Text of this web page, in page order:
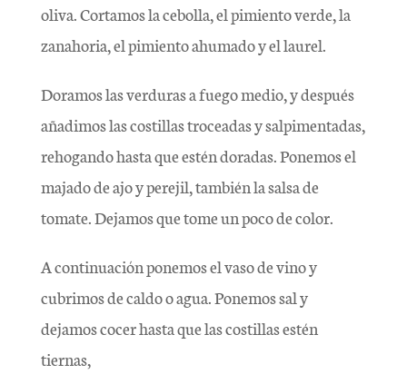
oliva. Cortamos la cebolla, el pimiento verde, la
zanahoria, el pimiento ahumado y el laurel.
Doramos las verduras a fuego medio, y después
añadimos las costillas troceadas y salpimentadas,
rehogando hasta que estén doradas. Ponemos el
majado de ajo y perejil, también la salsa de
tomate. Dejamos que tome un poco de color.
A continuación ponemos el vaso de vino y
cubrimos de caldo o agua. Ponemos sal y
dejamos cocer hasta que las costillas estén
tiernas,